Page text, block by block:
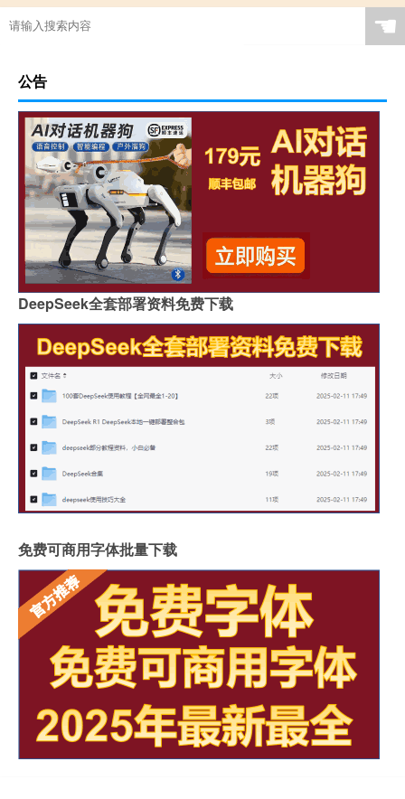
奥运会的目标是什么
16年奥运会日本多少块金牌 ☚
公告
DeepSeek全套部署资料免费下载
免费可商用字体批量下载